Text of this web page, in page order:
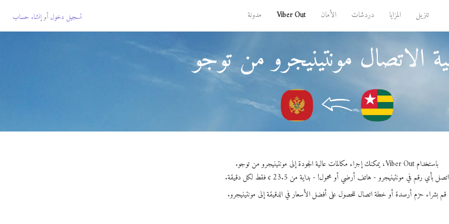
تنزيل المزايا دردشات الأمان Viber Out مدونة تسجيل دخول أوإنشاء حساب
الاتصال مونتينيجرو من توجو
باستخدام Viber Out، يمكنك إجراء مكالمات عالية الجودة إلى مونتينيجرو من توجو.
اتصل بأي رقم في مونتينيجرو - هاتف أرضي أو محمول! - بداية من 23.5 ¢ فقط لكل دقيقة.
قم بشراء حزم أرصدة أو خطة اتصال للحصول على أفضل الأسعار في الدقيقة إلى مونتينيجرو.